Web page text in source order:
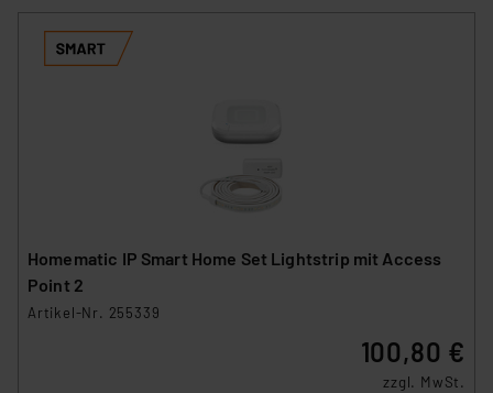
Homematic IP Smart Home Set Lightstrip mit Access
Point 2
Artikel-Nr. 255339
100,80 €
zzgl. MwSt.